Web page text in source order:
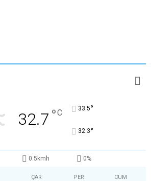
32.7 °C 33.5°
32.3°
0.5kmh 0%
ÇAR PER CUM